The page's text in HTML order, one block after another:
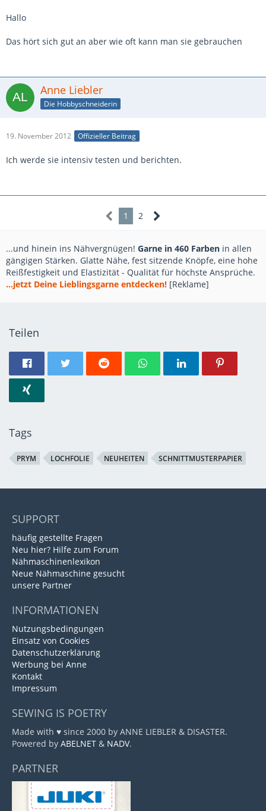
Hallo
Das hört sich gut an aber wie oft kann man sie gebrauchen
Anne Liebler
Die Hobbyschneiderin
19. November 2012 Offizieller Beitrag
Ich werde sie intensiv testen und berichten.
1 2
...und hinein ins Nähvergnügen! Garne in 460 Farben in allen
gängigen Stärken. Glatte Nähe, fest sitzende Knöpfe, eine hohe
Reißfestigkeit und Elastizität - Qualität für höchste Ansprüche.
...jetzt Deine Lieblingsgarne entdecken! [Reklame]
Teilen
Tags
PRYM LOCHFOLIE NEUHEITEN SCHNITTMUSTERPAPIER
SUPPORT
häufig gestellte Fragen
Neu hier? Hilfe zum Forum
Nähmaschinenlexikon
Neue Nähmaschine gesucht
unsere Partner
INFORMATIONEN
Nutzungsbedingungen
Einsatz von Cookies
Datenschutzerklärung
Werbung bei Anne
Kontakt
Impressum
SEWING IS POETRY
Made with ♥ since 2000 by ANNE LIEBLER & DISASTER.
Powered by ABELNET & NADV.
PARTNER